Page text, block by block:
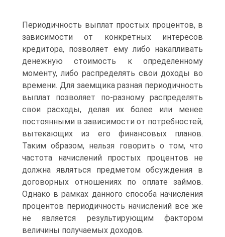
Периодичность выплат простых процентов, в
зависимости от конкретных интересов
кредитора, позволяет ему либо накапливать
денежную стоимость к определенному
моменту, либо распределять свои доходы во
времени. Для заемщика разная периодичность
выплат позволяет по-разному распределять
свои расходы, делая их более или менее
постоянными в зависимости от потребностей,
вытекающих из его финансовых планов.
Таким образом, нельзя говорить о том, что
частота начислений простых процентов не
должна являться предметом обсуждения в
договорных отношениях по оплате займов.
Однако в рамках данного способа начисления
процентов периодичность начислений все же
не является результирующим фактором
величины получаемых доходов.